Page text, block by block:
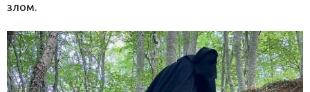
злом.